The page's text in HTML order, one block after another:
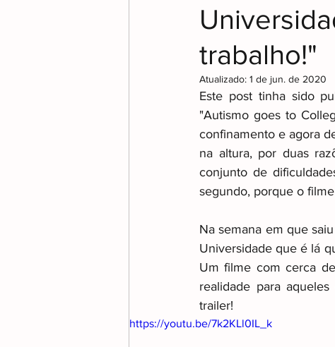
Recursos e Suporte para
Autismo e Condições
Gestão do Tempo e Autismo
Transição e Reforma no
trabalho!"
Atualizado: 1 de jun. de 2020
Este post tinha sido
"Autismo goes to
confinamento e agora
na altura, por duas
conjunto de
segundo, porque o
Na semana em que
Universidade que é lá
Um filme com cerca
realidade para
trailer!
https://youtu.be/7k2KLl0IL_k